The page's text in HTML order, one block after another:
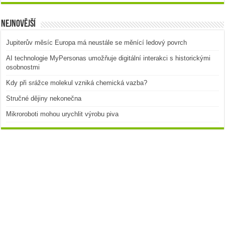
Nejnovější
Jupiterův měsíc Europa má neustále se měnící ledový povrch
AI technologie MyPersonas umožňuje digitální interakci s historickými
osobnostmi
Kdy při srážce molekul vzniká chemická vazba?
Stručné dějiny nekonečna
Mikroroboti mohou urychlit výrobu piva